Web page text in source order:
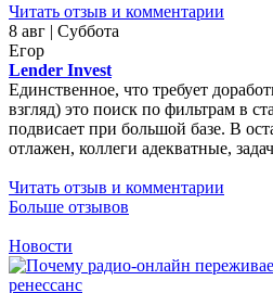
Читать отзыв и комментарии
8 авг | Суббота
Егор
Lender Invest
Единственное, что требует
взгляд) это поиск по фильтрам в
подвисает при большой базе. В
отлажен, коллеги адекватные,
Читать отзыв и комментарии
Больше отзывов
Новости